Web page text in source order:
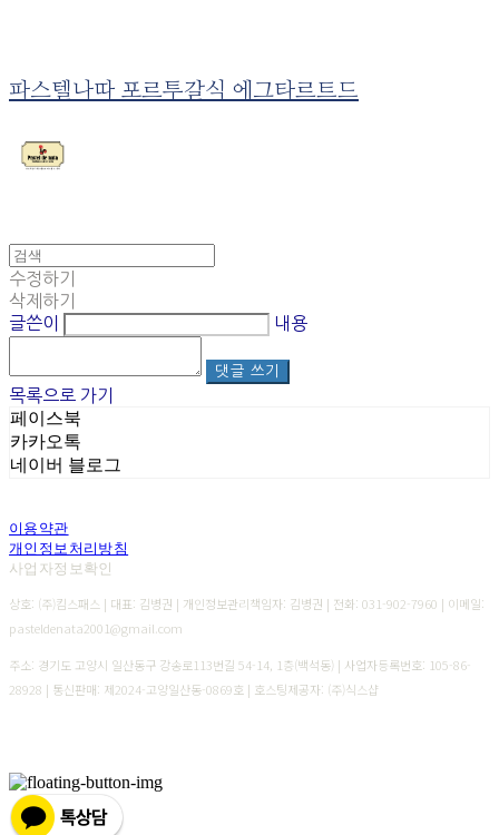
파스텔나따 포르투갈식 에그타르트드
수정하기
삭제하기
글쓴이
내용
댓글 쓰기
목록으로 가기
페이스북
카카오톡
네이버 블로그
이용약관
개인정보처리방침
사업자정보확인
상호: (주)킴스패스 | 대표: 김병권 | 개인정보관리책임자: 김병권 | 전화: 031-902-7960 | 이메일:
pasteldenata2001@gmail.com
주소: 경기도 고양시 일산동구 강송로113번길 54-14, 1층(백석동) | 사업자등록번호: 105-86-
28928 | 통신판매: 제2024-고양일산동-0869호 | 호스팅제공자: (주)식스샵